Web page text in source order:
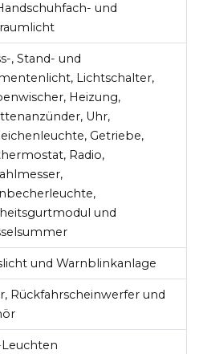
und
, Stand- und
Lichtschalter,
Heizung,
Uhr,
Getriebe,
Radio,
und
und Warnblinkanlage
Rückfahrscheinwerfer und